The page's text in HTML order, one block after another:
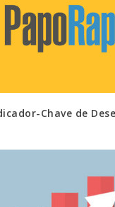
Chave de